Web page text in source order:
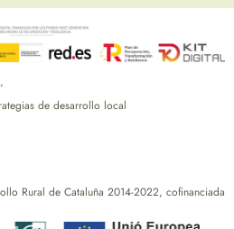
de desarrollo local
Rural de Cataluña 2014-2022, cofinanciada